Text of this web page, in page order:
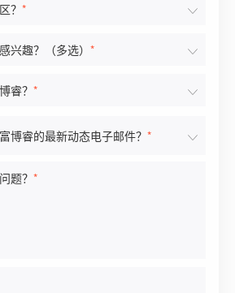
？*
兴趣？（多选）*
睿？*
博睿的最新动态电子邮件？*
题？*